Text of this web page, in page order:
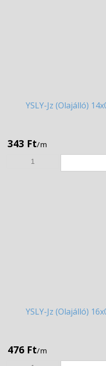
YSLY-Jz (Olajálló)
343 Ft/m
YSLY-Jz (Olajálló)
476 Ft/m